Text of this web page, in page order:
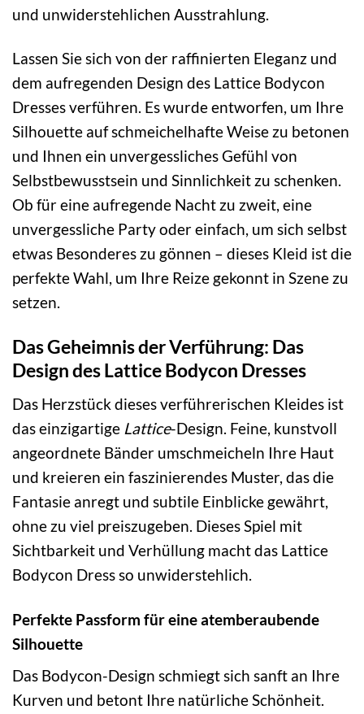
und unwiderstehlichen Ausstrahlung.
Lassen Sie sich von der raffinierten Eleganz und
dem aufregenden Design des Lattice Bodycon
Dresses verführen. Es wurde entworfen, um Ihre
Silhouette auf schmeichelhafte Weise zu betonen
und Ihnen ein unvergessliches Gefühl von
Selbstbewusstsein und Sinnlichkeit zu schenken.
Ob für eine aufregende Nacht zu zweit, eine
unvergessliche Party oder einfach, um sich selbst
etwas Besonderes zu gönnen – dieses Kleid ist die
perfekte Wahl, um Ihre Reize gekonnt in Szene zu
setzen.
Das Geheimnis der Verführung: Das
Design des Lattice Bodycon Dresses
Das Herzstück dieses verführerischen Kleides ist
das einzigartige Lattice-Design. Feine, kunstvoll
angeordnete Bänder umschmeicheln Ihre Haut
und kreieren ein faszinierendes Muster, das die
Fantasie anregt und subtile Einblicke gewährt,
ohne zu viel preiszugeben. Dieses Spiel mit
Sichtbarkeit und Verhüllung macht das Lattice
Bodycon Dress so unwiderstehlich.
Perfekte Passform für eine atemberaubende
Silhouette
Das Bodycon-Design schmiegt sich sanft an Ihre
Kurven und betont Ihre natürliche Schönheit.